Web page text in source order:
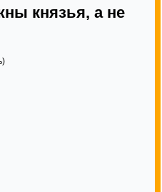
князья, а не